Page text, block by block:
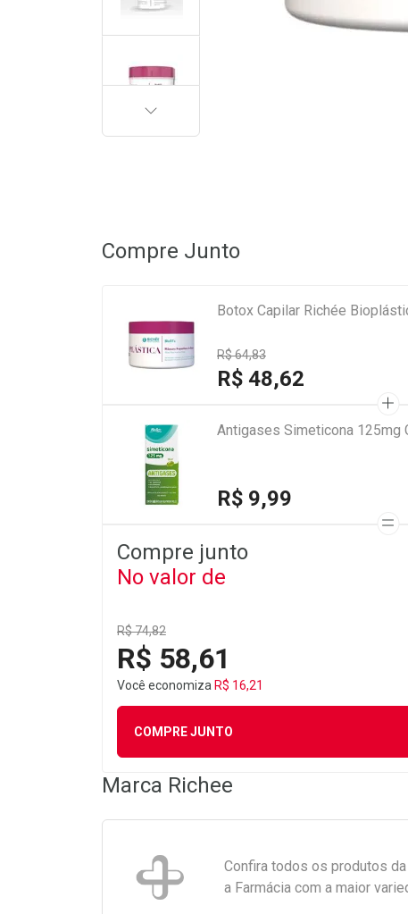
PRÓXIMA
Compre Junto
Botox Capilar Richée
R$ 64,83
R$ 48,62
Antigases Simeticona 125mg
R$ 9,99
Compre junto
No valor de
R$ 74,82
R$ 58,61
Você economiza R$ 16,21
COMPRE JUNTO
Marca Richee
Confira todos os produtos da
a Farmácia com a maior